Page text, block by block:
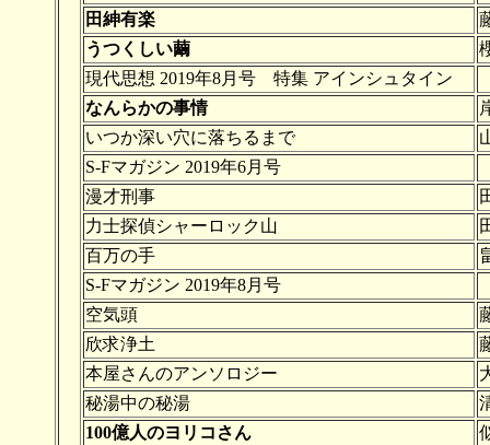
田紳有楽
うつくしい繭
現代思想 2019年8月号 特集 アインシュタイン
なんらかの事情
いつか深い穴に落ちるまで
S-Fマガジン 2019年6月号
漫才刑事
力士探偵シャーロック山
百万の手
S-Fマガジン 2019年8月号
空気頭
欣求浄土
本屋さんのアンソロジー
秘湯中の秘湯
100億人のヨリコさん